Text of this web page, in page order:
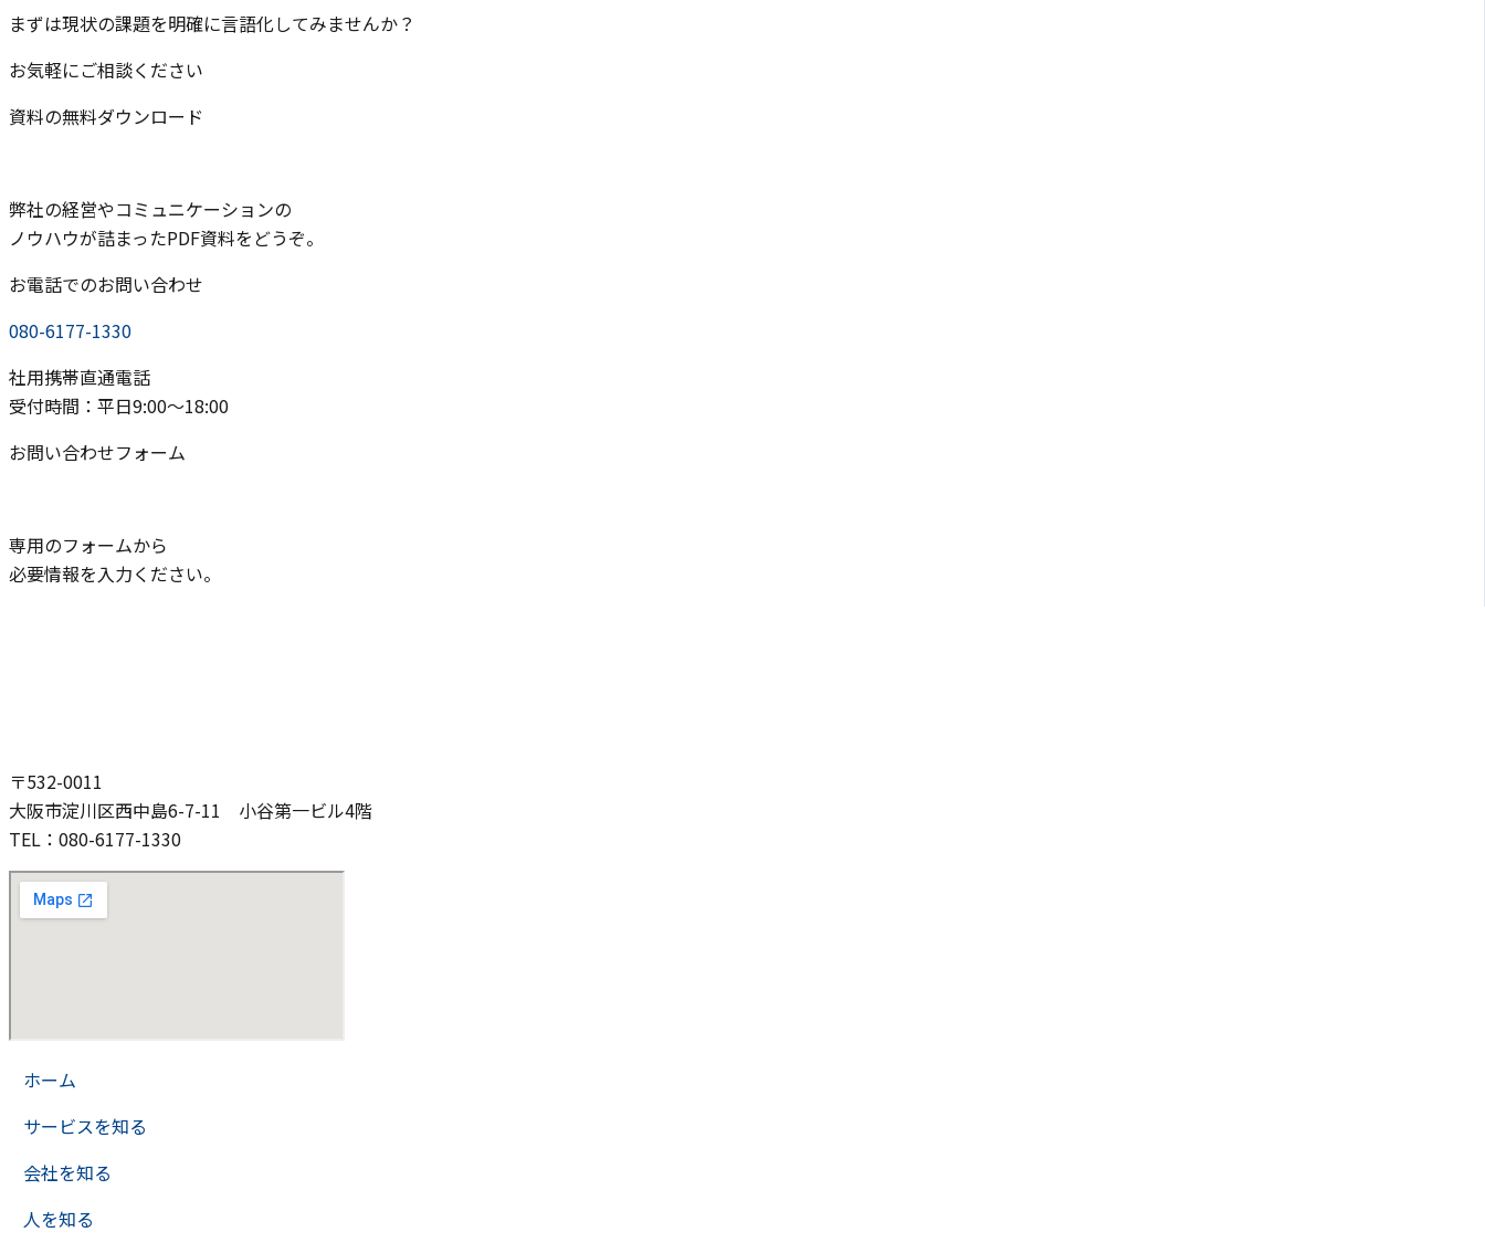
まずは現状の課題を明確に言語化してみませんか？
お気軽にご相談ください
資料の無料ダウンロード
弊社の経営やコミュニケーションの
ノウハウが詰まったPDF資料をどうぞ。
お電話でのお問い合わせ
080-6177-1330
社用携帯直通電話
受付時間：平日9:00〜18:00
お問い合わせフォーム
専用のフォームから
必要情報を入力ください。
〒532-0011
大阪市淀川区西中島6-7-11 小谷第一ビル4階
TEL：080-6177-1330
ホーム
サービスを知る
会社を知る
人を知る